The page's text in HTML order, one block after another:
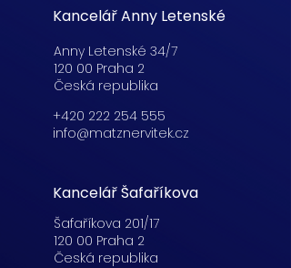
Kancelář Anny Letenské
Anny Letenské 34/7
120 00 Praha 2
Česká republika
+420 222 254 555
info@matznervitek.cz
Kancelář Šafaříkova
Šafaříkova 201/17
120 00 Praha 2
Česká republika